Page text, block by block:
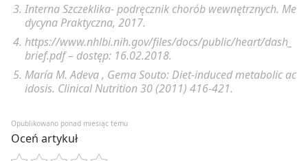
Interna Szczeklika- podręcznik chorób wewnętrznych. Me
dycyna Praktyczna, 2017.
https://www.nhlbi.nih.gov/files/docs/public/heart/dash_
brief.pdf– dostęp: 16.02.2018.
María M. Adeva , Gema Souto: Diet-induced metabolic ac
idosis. Clinical Nutrition 30 (2011) 416-421.
Opublikowano ponad miesiąc temu
Oceń artykuł